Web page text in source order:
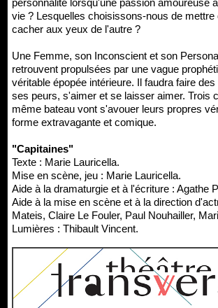
vie ? Lesquelles choisissons-nous de mettre
cacher aux yeux de l'autre ?
Une Femme, son Inconscient et son
retrouvent propulsées par une vague
véritable épopée intérieure. Il faudra faire
ses peurs, s'aimer et se laisser aimer. Trois
même bateau vont s'avouer leurs propres
forme extravagante et comique.
"Capitaines"
Texte : Marie Lauricella.
Mise en scène, jeu : Marie Lauricella.
Aide à la dramaturgie et à l'écriture : Agathe
Aide à la mise en scène et à la direction
Mateis, Claire Le Fouler, Paul Nouhailler,
Lumières : Thibault Vincent.